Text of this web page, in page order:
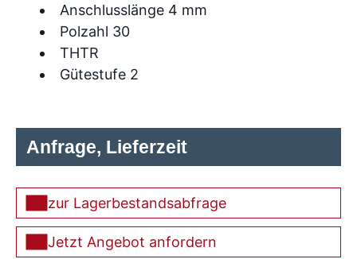
Anschlusslänge 4 mm
Polzahl 30
THTR
Gütestufe 2
Anfrage, Lieferzeit
zur Lagerbestandsabfrage
Jetzt Angebot anfordern